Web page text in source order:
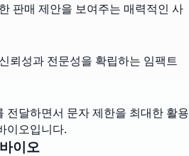
판매 제안을 보여주는 매력적인 사
뢰성과 전문성을 확립하는 임팩트
전달하면서 문자 제한을 최대한 활용
이오입니다.
이오